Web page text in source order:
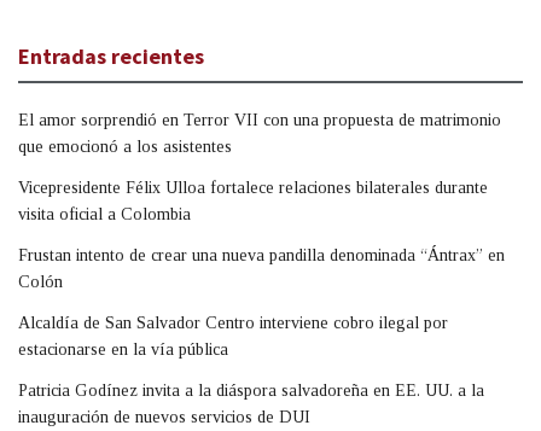
Entradas recientes
El amor sorprendió en Terror VII con una propuesta de matrimonio
que emocionó a los asistentes
Vicepresidente Félix Ulloa fortalece relaciones bilaterales durante
visita oficial a Colombia
Frustan intento de crear una nueva pandilla denominada “Ántrax” en
Colón
Alcaldía de San Salvador Centro interviene cobro ilegal por
estacionarse en la vía pública
Patricia Godínez invita a la diáspora salvadoreña en EE. UU. a la
inauguración de nuevos servicios de DUI